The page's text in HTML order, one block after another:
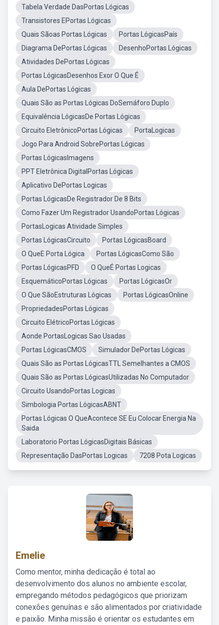
Tabela Verdade DasPortas Lógicas
Transistores EPortas Lógicas
Quais Sãoas Portas Lógicas
Portas LógicasPaís
Diagrama DePortas Lógicas
DesenhoPortas Lógicas
Atividades DePortas Lógicas
Portas LógicasDesenhos Exor O Que É
Aula DePortas Lógicas
Quais São as Portas Lógicas DoSemáforo Duplo
Equivalência LógicasDe Portas Lógicas
Circuito EletrônicoPortas Lógicas
PortaLogicas
Jogo Para Android SobrePortas Lógicas
Portas LógicasImagens
PPT Eletrônica DigitalPortas Lógicas
Aplicativo DePortas Logicas
Portas LógicasDe Registrador De 8 Bits
Como Fazer Um Registrador UsandoPortas Lógicas
PortasLogicas Atividade Simples
Portas LógicasCircuito
Portas LógicasBoard
O QueE Porta Lógica
Portas LógicasComo São
Portas LógicasPFD
O QueÉ Portas Logicas
EsquemáticoPortas Lógicas
Portas LógicasOr
O Que SãoEstruturas Lógicas
Portas LógicasOnline
PropriedadesPortas Lógicas
Circuito ElétricoPortas Lógicas
Aonde PortasLogicas Sao Usadas
Portas LógicasCMOS
Simulador DePortas Lógicas
Quais São as Portas LógicasTTL Semelhantes a CMOS
Quais São as Portas LógicasUtilizadas No Computador
Circuito UsandoPortas Logicas
Simbologia Portas LógicasABNT
Portas Lógicas O QueAcontece SE Eu Colocar Energia Na
Saida
Laboratorio Portas LógicasDigitais Básicas
Representação DasPortas Logicas
7208 Pota Logicas
Emelie
Como mentor, minha dedicação é total ao
desenvolvimento dos alunos no ambiente escolar,
empregando métodos pedagógicos que priorizam
conexões genuínas e são alimentados por criatividade
e paixão. Minha missão é orientar os estudantes em